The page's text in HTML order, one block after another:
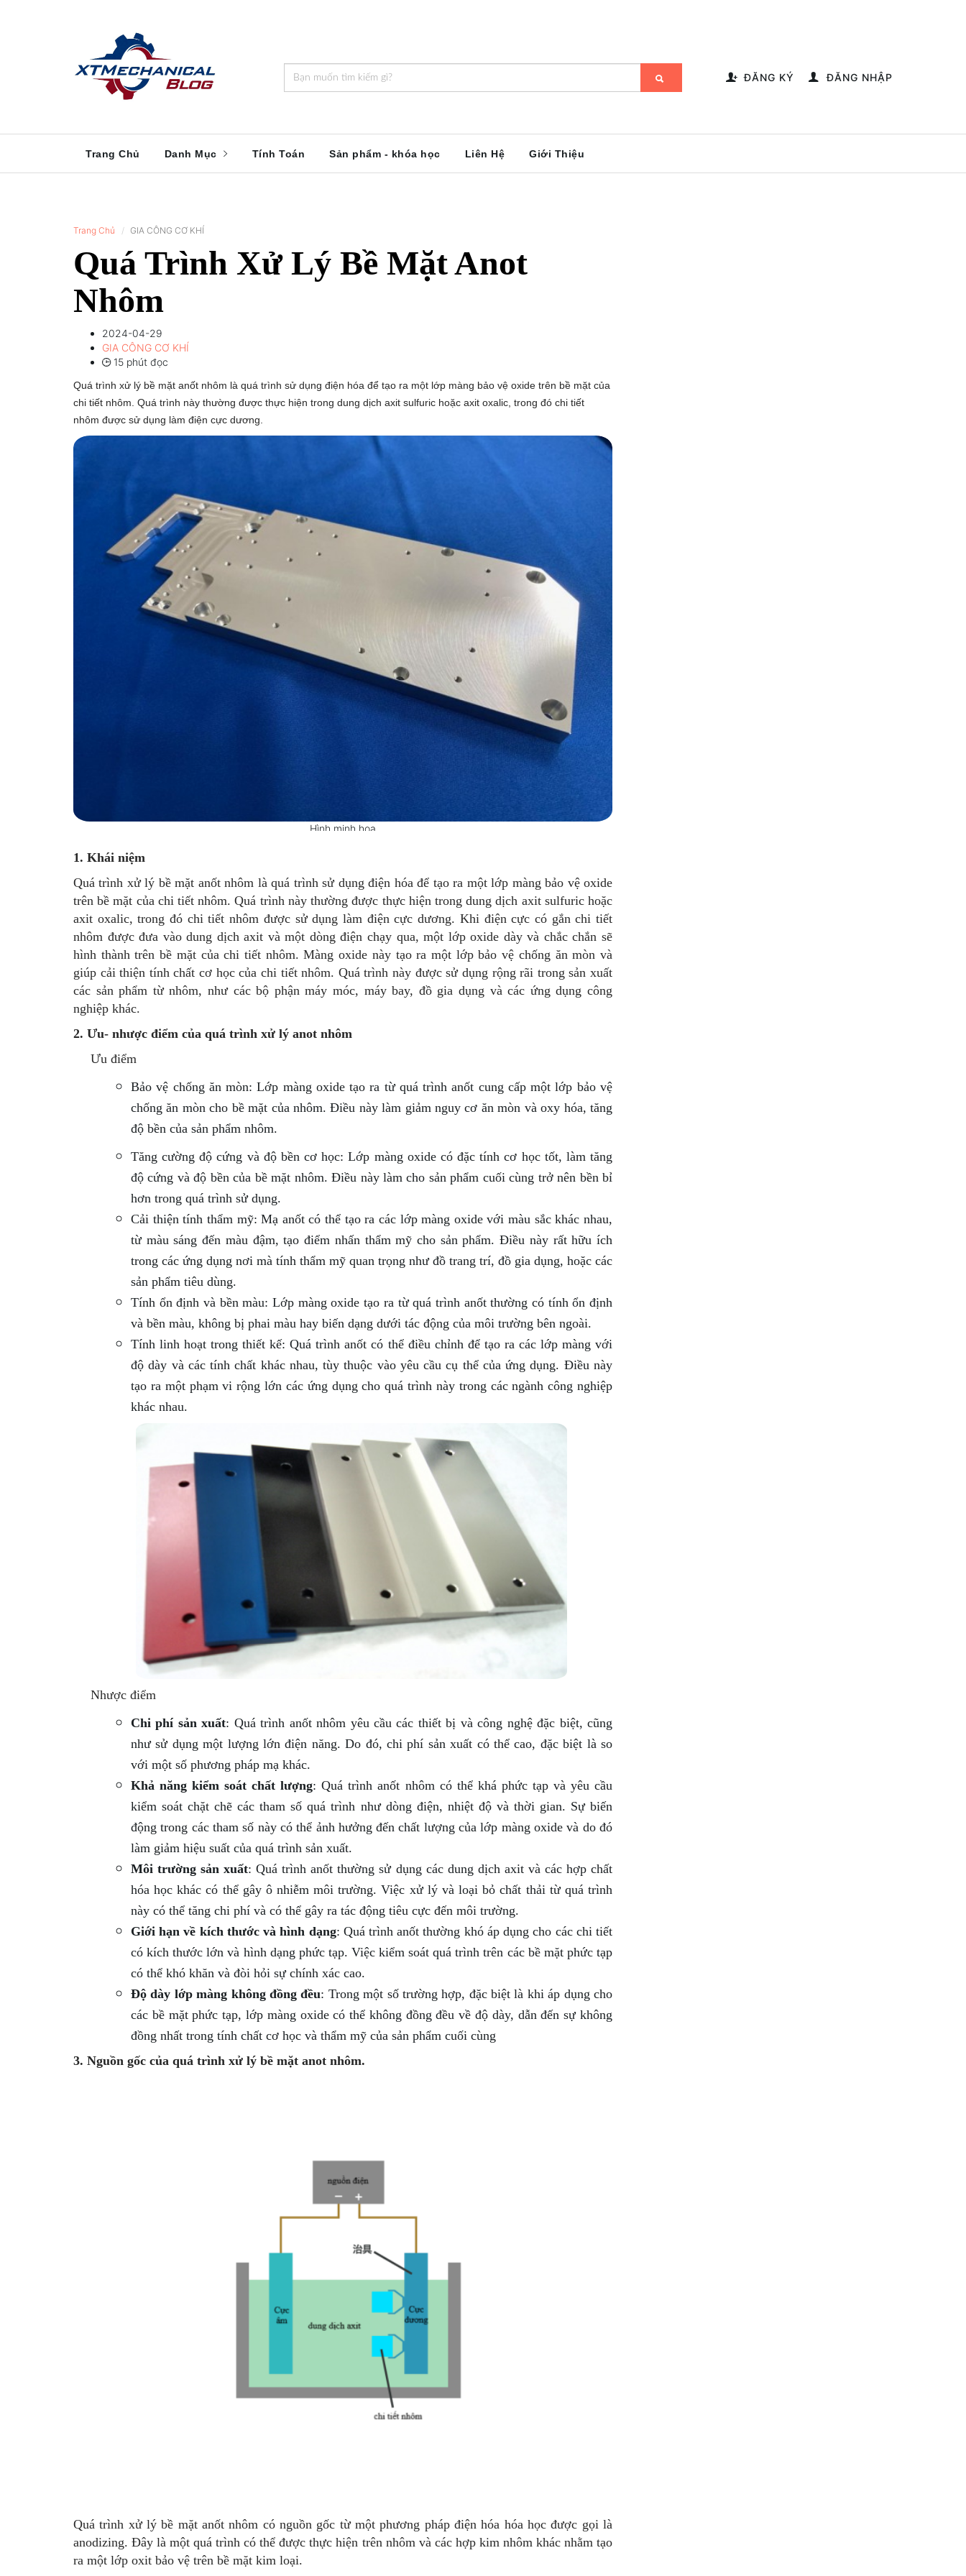
ĐĂNG KÝ ĐĂNG NHẬP
Trang Chủ Danh Mục Tính Toán Sản phẩm - khóa học Liên Hệ Giới Thiệu
Trang Chủ GIA CÔNG CƠ KHÍ
Quá Trình Xử Lý Bề Mặt Anot
Nhôm
2024-04-29
GIA CÔNG CƠ KHÍ
15 phút đọc
Quá trình xử lý bề mặt anốt nhôm là quá trình sử dụng điện hóa để tạo ra một lớp màng bảo vệ oxide trên bề mặt của
chi tiết nhôm. Quá trình này thường được thực hiện trong dung dịch axit sulfuric hoặc axit oxalic, trong đó chi tiết
nhôm được sử dụng làm điện cực dương.
Hình minh họa
1. Khái niệm
Quá trình xử lý bề mặt anốt nhôm là quá trình sử dụng điện hóa để tạo ra một lớp màng bảo vệ oxide
trên bề mặt của chi tiết nhôm. Quá trình này thường được thực hiện trong dung dịch axit sulfuric hoặc
axit oxalic, trong đó chi tiết nhôm được sử dụng làm điện cực dương. Khi điện cực có gắn chi tiết
nhôm được đưa vào dung dịch axit và một dòng điện chạy qua, một lớp oxide dày và chắc chắn sẽ
hình thành trên bề mặt của chi tiết nhôm. Màng oxide này tạo ra một lớp bảo vệ chống ăn mòn và
giúp cải thiện tính chất cơ học của chi tiết nhôm. Quá trình này được sử dụng rộng rãi trong sản xuất
các sản phẩm từ nhôm, như các bộ phận máy móc, máy bay, đồ gia dụng và các ứng dụng công
nghiệp khác.
2. Ưu- nhược điểm của quá trình xử lý anot nhôm
Ưu điểm
Bảo vệ chống ăn mòn: Lớp màng oxide tạo ra từ quá trình anốt cung cấp một lớp bảo vệ
chống ăn mòn cho bề mặt của nhôm. Điều này làm giảm nguy cơ ăn mòn và oxy hóa, tăng
độ bền của sản phẩm nhôm.
Tăng cường độ cứng và độ bền cơ học: Lớp màng oxide có đặc tính cơ học tốt, làm tăng
độ cứng và độ bền của bề mặt nhôm. Điều này làm cho sản phẩm cuối cùng trở nên bền bỉ
hơn trong quá trình sử dụng.
Cải thiện tính thẩm mỹ: Mạ anốt có thể tạo ra các lớp màng oxide với màu sắc khác nhau,
từ màu sáng đến màu đậm, tạo điểm nhấn thẩm mỹ cho sản phẩm. Điều này rất hữu ích
trong các ứng dụng nơi mà tính thẩm mỹ quan trọng như đồ trang trí, đồ gia dụng, hoặc các
sản phẩm tiêu dùng.
Tính ổn định và bền màu: Lớp màng oxide tạo ra từ quá trình anốt thường có tính ổn định
và bền màu, không bị phai màu hay biến dạng dưới tác động của môi trường bên ngoài.
Tính linh hoạt trong thiết kế: Quá trình anốt có thể điều chỉnh để tạo ra các lớp màng với
độ dày và các tính chất khác nhau, tùy thuộc vào yêu cầu cụ thể của ứng dụng. Điều này
tạo ra một phạm vi rộng lớn các ứng dụng cho quá trình này trong các ngành công nghiệp
khác nhau.
Nhược điểm
Chi phí sản xuất: Quá trình anốt nhôm yêu cầu các thiết bị và công nghệ đặc biệt, cũng
như sử dụng một lượng lớn điện năng. Do đó, chi phí sản xuất có thể cao, đặc biệt là so
với một số phương pháp mạ khác.
Khả năng kiểm soát chất lượng: Quá trình anốt nhôm có thể khá phức tạp và yêu cầu
kiểm soát chặt chẽ các tham số quá trình như dòng điện, nhiệt độ và thời gian. Sự biến
động trong các tham số này có thể ảnh hưởng đến chất lượng của lớp màng oxide và do đó
làm giảm hiệu suất của quá trình sản xuất.
Môi trường sản xuất: Quá trình anốt thường sử dụng các dung dịch axit và các hợp chất
hóa học khác có thể gây ô nhiễm môi trường. Việc xử lý và loại bỏ chất thải từ quá trình
này có thể tăng chi phí và có thể gây ra tác động tiêu cực đến môi trường.
Giới hạn về kích thước và hình dạng: Quá trình anốt thường khó áp dụng cho các chi tiết
có kích thước lớn và hình dạng phức tạp. Việc kiểm soát quá trình trên các bề mặt phức tạp
có thể khó khăn và đòi hỏi sự chính xác cao.
Độ dày lớp màng không đồng đều: Trong một số trường hợp, đặc biệt là khi áp dụng cho
các bề mặt phức tạp, lớp màng oxide có thể không đồng đều về độ dày, dẫn đến sự không
đồng nhất trong tính chất cơ học và thẩm mỹ của sản phẩm cuối cùng
3. Nguồn gốc của quá trình xử lý bề mặt anot nhôm.
Quá trình xử lý bề mặt anốt nhôm có nguồn gốc từ một phương pháp điện hóa hóa học được gọi là
anodizing. Đây là một quá trình có thể được thực hiện trên nhôm và các hợp kim nhôm khác nhằm tạo
ra một lớp oxit bảo vệ trên bề mặt kim loại.